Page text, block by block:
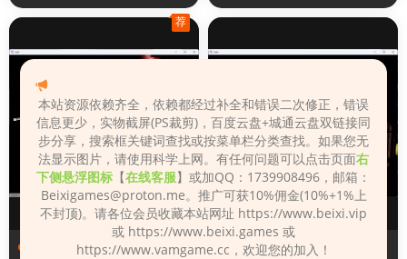
场景（Scenes）
荐
场景（Scenes）
本站资源依赖齐全，依赖都经过补全和错误二次修正，错误
信息更少，实物截屏(PS裁剪)，百度云盘+城通云盘双链接同
步分享，搜索框关键词查找或按菜单栏分类查找。如果您无
法显示图片，请使用科学上网。有任何问题可以点击页面右
下侧悬浮图标 【在线客服】或加QQ：1739908496，邮箱：
Beixigames@proton.me。推广可获10%佣金(10%+1%上
不封顶)。请各位会员收藏本站网址 https://www.beixi.vip
或 https://www.beixi.games 或
https://www.vamgame.cc，欢迎您的加入！